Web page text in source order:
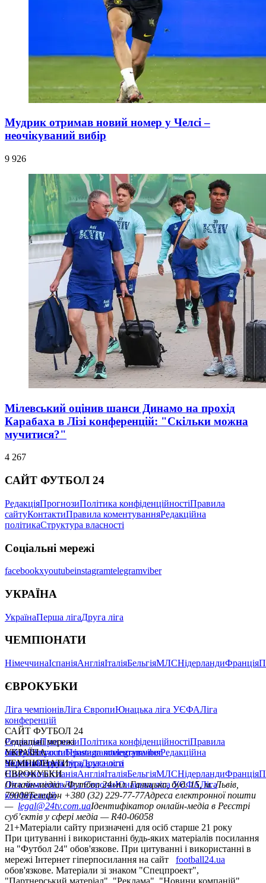
Мудрик отримав новий номер у Челсі –
неочікуваний вибір
9 926
Мілевський оцінив шанси Динамо на прохід
Карабаха в Лізі конференцій: "Скільки можна
мучитися?"
4 267
САЙТ ФУТБОЛ 24
РедакціяПрогнозиПолітика конфіденційностіПравила
сайтуКонтактиПравила коментуванняРедакційна
політикаСтруктура власності
Соціальні мережі
facebookxyoutubeinstagramtelegramviber
УКРАЇНА
УкраїнаПерша лігаДруга ліга
ЧЕМПІОНАТИ
НімеччинаІспаніяАнгліяІталіяБельгіяМЛСНідерландиФранція
ЄВРОКУБКИ
Ліга чемпіонівЛіга ЄвропиЮнацька ліга УЄФАЛіга
конференцій
САЙТ ФУТБОЛ 24
РедакціяПрогнозиПолітика конфіденційностіПравила
сайтуКонтактиПравила коментуванняРедакційна
політикаСтруктура власності
Соціальні мережі
facebookxyoutubeinstagramtelegramviber
УКРАЇНА
УкраїнаПерша лігаДруга ліга
ЧЕМПІОНАТИ
НімеччинаІспаніяАнгліяІталіяБельгіяМЛСНідерландиФранція
ЄВРОКУБКИ
Ліга чемпіонівЛіга ЄвропиЮнацька ліга УЄФАЛіга
конференцій
Онлайн-медіа «Футбол 24»пл. Галицька, буд. 15, м. Львів,
79008Телефон +380 (32) 229-77-77Адреса електронної пошти
— legal@24tv.com.uaІдентифікатор онлайн-медіа в Реєстрі
суб’єктів у сфері медіа — R40-06058
21+Матеріали сайту призначені для осіб старше 21 року
При цитуванні і використанні будь-яких матеріалів посилання
на "Футбол 24" обов'язкове. При цитуванні і використанні в
мережі Інтернет гіперпосилання на сайт
football24.ua
обов'язкове. Матеріали зі знаком "Спецпроект",
"Партнерський матеріал", "Реклама", "Новини компаній"